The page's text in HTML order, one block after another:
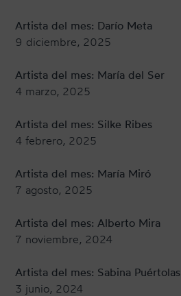
Artista del mes: Darío Meta
9 diciembre, 2025
Artista del mes: María del Ser
4 marzo, 2025
Artista del mes: Silke Ribes
4 febrero, 2025
Artista del mes: María Miró
7 agosto, 2025
Artista del mes: Alberto Mira
7 noviembre, 2024
Artista del mes: Sabina Puértolas
3 junio, 2024